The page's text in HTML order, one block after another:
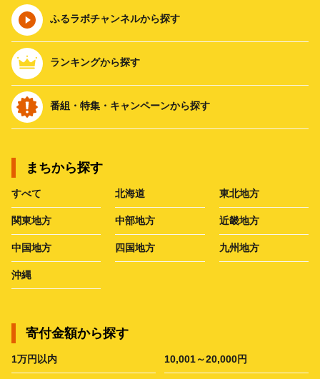
ふるラボチャンネルから探す
ランキングから探す
番組・特集・キャンペーンから探す
まちから探す
すべて 北海道 東北地方
関東地方 中部地方 近畿地方
中国地方 四国地方 九州地方
沖縄
寄付金額から探す
1万円以内 10,001～20,000円